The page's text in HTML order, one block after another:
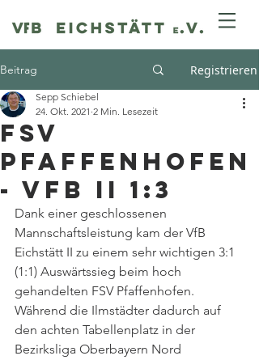
Beitrag Registrieren
FSV
Pfaffenhofen
- VfB II 1:3
Sepp Schiebel
24. Okt. 2021 2 Min. Lesezeit
Dank einer geschlossenen
Mannschaftsleistung kam der VfB
Eichstätt II zu einem sehr wichtigen 3:1
(1:1) Auswärtssieg beim hoch
gehandelten FSV Pfaffenhofen.
Während die Ilmstädter dadurch auf
den achten Tabellenplatz in der
Bezirksliga Oberbayern Nord